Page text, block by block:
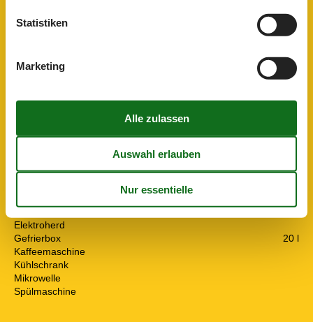
Entf. zum Wasser/Baden
100 m
Entfernung Einkauf
3,5 km
Nächstes Restaurant
2 km
Energiesparhaus
Elektroherd
Gefrierbox
20 l
Kaffeemaschine
Kühlschrank
Mikrowelle
Spülmaschine
Statistiken
Marketing